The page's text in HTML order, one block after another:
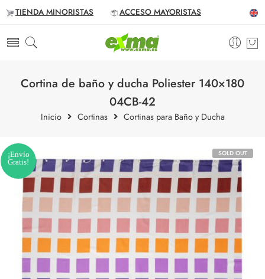
TIENDA MINORISTAS ACCESO MAYORISTAS
Cortina de baño y ducha Poliester 140×180
04CB-42
Inicio Cortinas Cortinas para Baño y Ducha
SOLD OUT
¡Envío
Gratis!